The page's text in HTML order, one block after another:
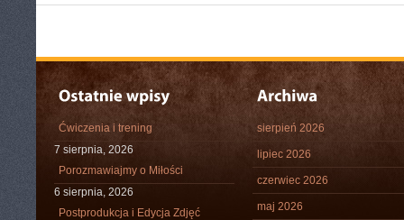
Ćwiczenia i trening
7 sierpnia, 2026
Porozmawiajmy o Miłości
6 sierpnia, 2026
Postprodukcja i Edycja Zdjęć
sierpień 2026
lipiec 2026
czerwiec 2026
maj 2026